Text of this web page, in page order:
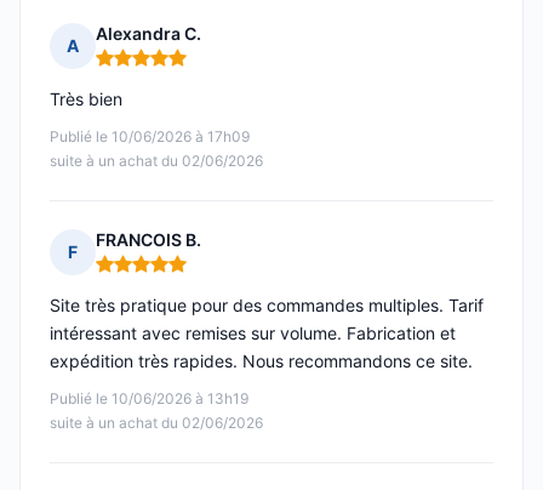
A
Alexandra C.
Note : 5 sur 5
Publié le 10/06/2026 à 17h09
suite à un achat du 02/06/2026
Très bien
F
FRANCOIS B.
Note : 5 sur 5
Publié le 10/06/2026 à 13h19
suite à un achat du 02/06/2026
Site très pratique pour des commandes multiples. Tarif
intéressant avec remises sur volume. Fabrication et
expédition très rapides. Nous recommandons ce site.